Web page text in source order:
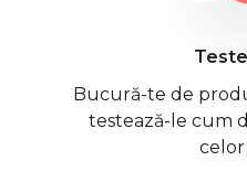
Bucură-te de
testează-le cum
celor